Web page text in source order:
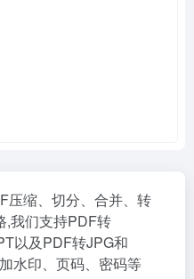
压缩、切分、合并、转
,我们支持PDF转
以及PDF转JPG和
水印、页码、密码等